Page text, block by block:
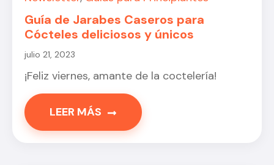
Guía de Jarabes Caseros para
Cócteles deliciosos y únicos
julio 21, 2023
¡Feliz viernes, amante de la coctelería!
LEER MÁS